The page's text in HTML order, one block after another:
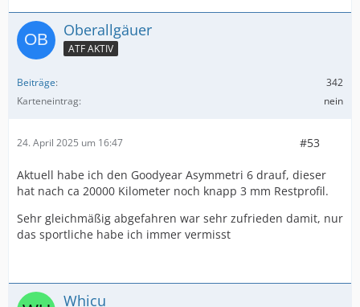
Oberallgäuer
ATF AKTIV
Beiträge
342
Karteneintrag
nein
24. April 2025 um 16:47 #53
Aktuell habe ich den Goodyear Asymmetri 6 drauf, dieser
hat nach ca 20000 Kilometer noch knapp 3 mm Restprofil.
Sehr gleichmäßig abgefahren war sehr zufrieden damit, nur
das sportliche habe ich immer vermisst
Whicu